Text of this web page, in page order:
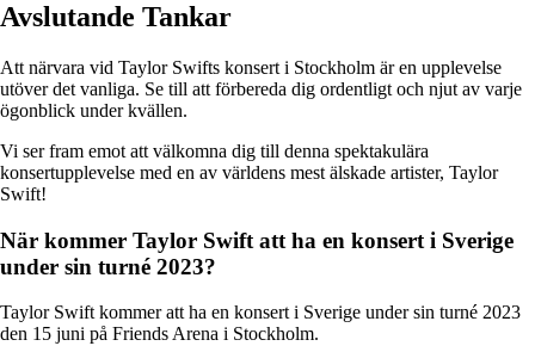
Avslutande Tankar
Att närvara vid Taylor Swifts konsert i Stockholm är en upplevelse
utöver det vanliga. Se till att förbereda dig ordentligt och njut av varje
ögonblick under kvällen.
Vi ser fram emot att välkomna dig till denna spektakulära
konsertupplevelse med en av världens mest älskade artister, Taylor
Swift!
När kommer Taylor Swift att ha en konsert i Sverige
under sin turné 2023?
Taylor Swift kommer att ha en konsert i Sverige under sin turné 2023
den 15 juni på Friends Arena i Stockholm.